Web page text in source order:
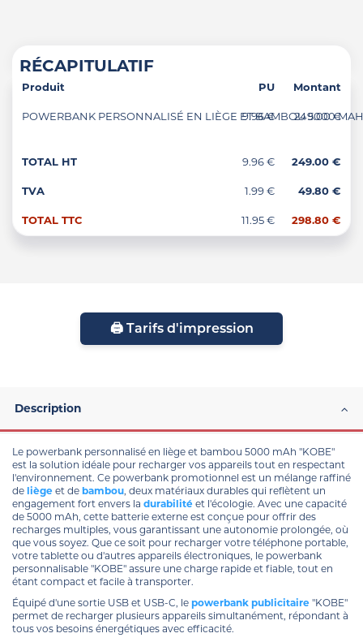
RÉCAPITULATIF
Produit PU Montant
POWERBANK PERSONNALISÉ EN LIÈGE ET BAMBOU 5000
9.96 € 249.00 €
TOTAL HT 9.96 € 249.00 €
TVA 1.99 € 49.80 €
TOTAL TTC 11.95 € 298.80 €
🖨️ Tarifs d'impression
Description
Le powerbank personnalisé en liège et bambou 5000 mAh "KOBE"
est la solution idéale pour recharger vos appareils tout en respectant
l'environnement. Ce powerbank promotionnel est un mélange raffiné
de liège et de bambou, deux matériaux durables qui reflètent un
engagement fort envers la durabilité et l'écologie. Avec une capacité
de 5000 mAh, cette batterie externe est conçue pour offrir des
recharges multiples, vous garantissant une autonomie prolongée, où
que vous soyez. Que ce soit pour recharger votre téléphone portable,
votre tablette ou d'autres appareils électroniques, le powerbank
personnalisable "KOBE" assure une charge rapide et fiable, tout en
étant compact et facile à transporter.
Équipé d'une sortie USB et USB-C, le powerbank publicitaire "KOBE"
permet de recharger plusieurs appareils simultanément, répondant à
tous vos besoins énergétiques avec efficacité.